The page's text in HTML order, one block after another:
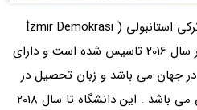
: به ترکی استانبولی ( İzmir Demokrasi
Üniversitesi ) این دانشگاه در سال 2016 تاسیس شده است و دارای
رتبه 158 کشوری و رتبه 8263 در جهان می باشد و زبان تحصیل در
این دانشگاه ، ترکی و انگلیسی می باشد . این دانشگاه تا سال 2018